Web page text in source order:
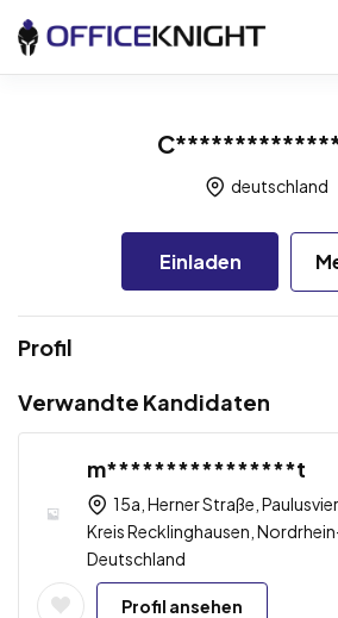
deutschland
Einladen
Profil
Verwandte Kandidaten
m****************t
15a, Herner Straße,
Kreis Recklinghausen,
Deutschland
Profil ansehen